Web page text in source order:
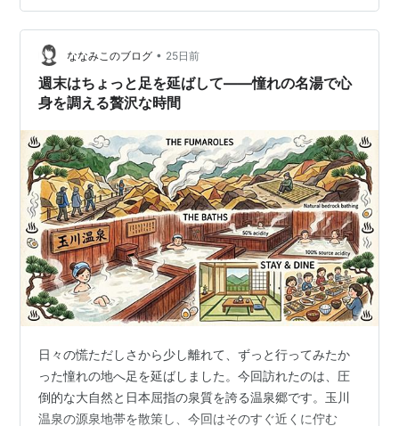
マホの写真だけですが、展望所から幾つか。これが権太
岩。 ニッコウキスゲが見頃です。 頂上周辺は濃いガスが
かかっており視界不良でした。 名湯として知られる玉川
温泉 玉川温泉は日本一の強酸性泉（pH1.2…
ななみこのブログ • 25日前
週末はちょっと足を延ばして――憧れの名湯で心
身を調える贅沢な時間
日々の慌ただしさから少し離れて、ずっと行ってみたか
った憧れの地へ足を延ばしました。今回訪れたのは、圧
倒的な大自然と日本屈指の泉質を誇る温泉郷です。玉川
温泉の源泉地帯を散策し、今回はそのすぐ近くに佇む